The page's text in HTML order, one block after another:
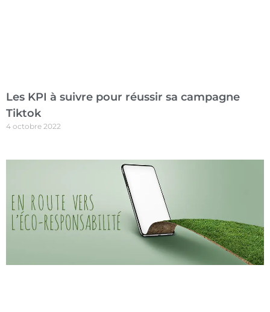
Les KPI à suivre pour réussir sa campagne
Tiktok
4 octobre 2022